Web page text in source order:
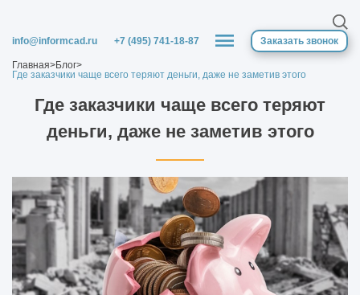
info@informcad.ru +7 (495) 741-18-87 Заказать звонок
Главная>Блог>
Где заказчики чаще всего теряют деньги, даже не заметив этого
Где заказчики чаще всего теряют
деньги, даже не заметив этого